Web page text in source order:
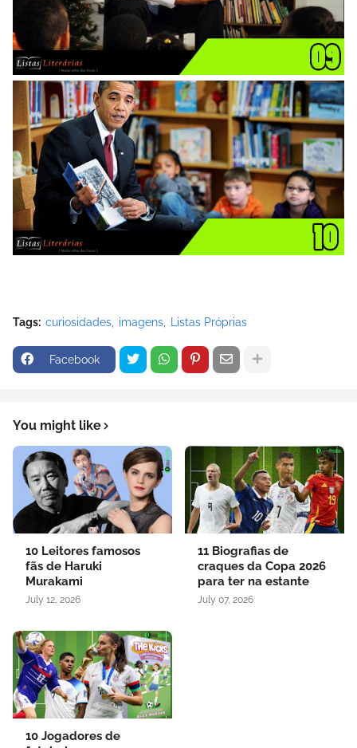
Tags: curiosidades imagens Listas Próprias
Facebook
You might like
10 Leitores famosos
fãs de Haruki
Murakami
July 12, 2026
11 Biografias de
craques da Copa 2026
para ter na estante
July 07, 2026
10 Jogadores de